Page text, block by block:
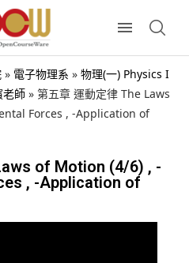
» 電子物理系 » 物理(一) Physics I
師 » 第五章 運動定律 The Laws
Forces , -Application of
of Motion (4/6) , -
, -Application of